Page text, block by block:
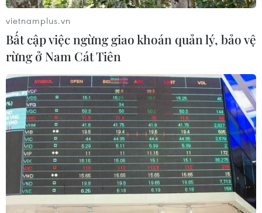
vietnamplus.vn
Bất cập việc ngừng giao khoán quản lý, bảo vệ
rừng ở Nam Cát Tiên